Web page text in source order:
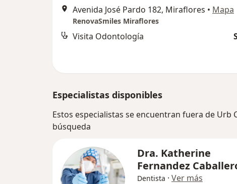
Avenida José Pardo 182, Miraflores • Mapa
RenovaSmiles Miraflores
Visita Odontología
Especialistas disponibles
Estos especialistas se encuentran fuera de
búsqueda
Dra. Katherine
Fernandez
Dentista · Ver más